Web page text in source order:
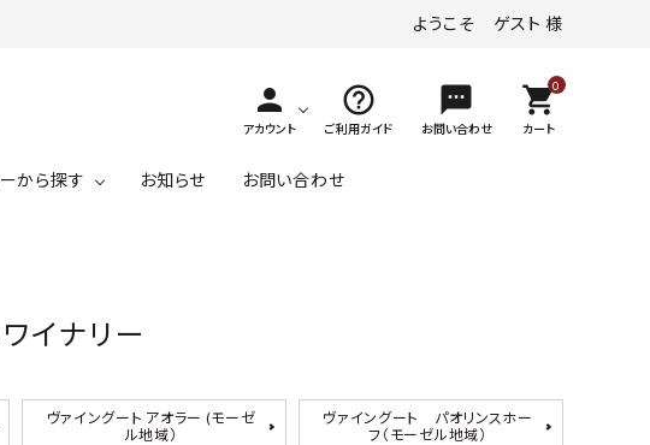
ようこそ ゲスト 様
person
アカウント
help_outline
ご利用ガイド
textsms
お問い合わせ
0
shopping_cart
カート
ジュース
￥3,001～￥4,000
から探す お知らせ お問い合わせ
イナリー
ヴァイングート アオラー (モーゼ
ル地域）
ヴァイングート パオリンスホー
フ（モーゼル地域）